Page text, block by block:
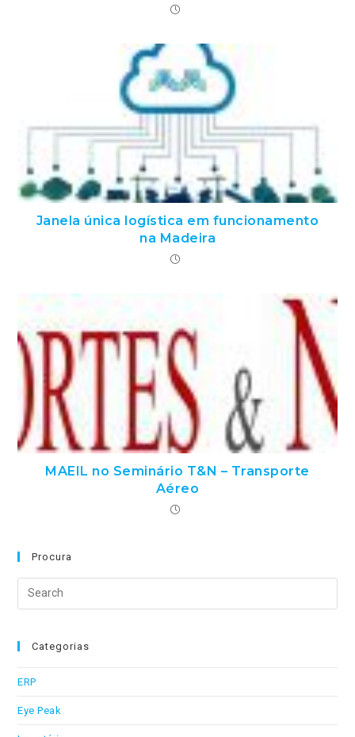
Janela única logística em funcionamento
na Madeira
MAEIL no Seminário T&N – Transporte
Aéreo
Procura
Search
this
Categorias
ERP
Eye Peak